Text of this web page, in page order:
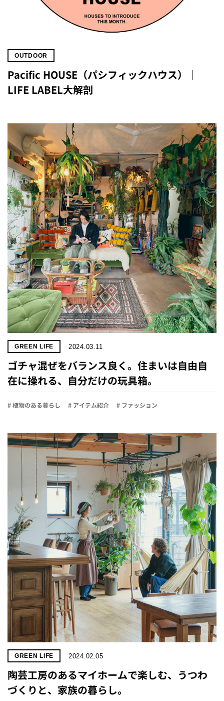
OUTDOOR
Pacific HOUSE（パシフィックハウス）｜
LIFE LABEL大解剖
GREEN LIFE 2024.03.11
ゴチャ混ぜをバランス良く。住まいは自由自
在に操れる、自分だけの玩具箱。
# 植物のある暮らし # アイテム紹介 # ファッション
GREEN LIFE 2024.02.05
陶芸工房のあるマイホームで楽しむ、うつわ
づくりと、家族の暮らし。